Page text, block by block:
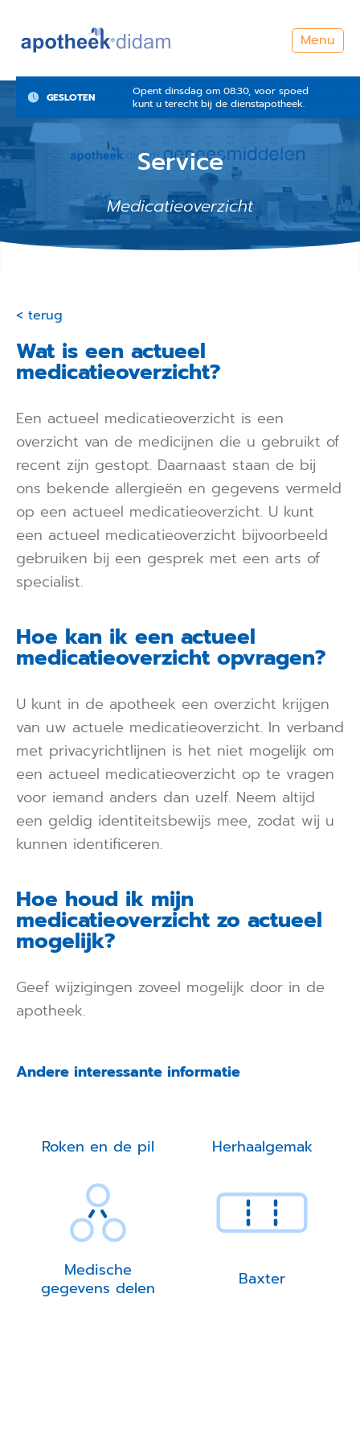
Menu
GESLOTEN
Opent dinsdag om 08:30, voor spoed
kunt u terecht bij de dienstapotheek.
) Service
Medicatieoverzicht
< terug
Wat is een actueel
medicatieoverzicht?
Een actueel medicatieoverzicht is een
overzicht van de medicijnen die u gebruikt of
recent zijn gestopt. Daarnaast staan de bij
ons bekende allergieën en gegevens vermeld
op een actueel medicatieoverzicht. U kunt
een actueel medicatieoverzicht bijvoorbeeld
gebruiken bij een gesprek met een arts of
specialist.
Hoe kan ik een actueel
medicatieoverzicht opvragen?
U kunt in de apotheek een overzicht krijgen
van uw actuele medicatieoverzicht. In verband
met privacyrichtlijnen is het niet mogelijk om
een actueel medicatieoverzicht op te vragen
voor iemand anders dan uzelf. Neem altijd
een geldig identiteitsbewijs mee, zodat wij u
kunnen identificeren.
Hoe houd ik mijn
medicatieoverzicht zo actueel
mogelijk?
Geef wijzigingen zoveel mogelijk door in de
apotheek.
Andere interessante informatie
Roken en de pil Herhaalgemak
Medische
gegevens delen
Baxter